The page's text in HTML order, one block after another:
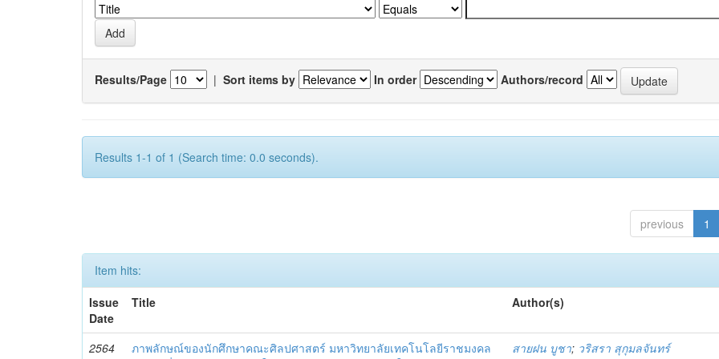
Results/Page | Sort items by In order Authors/record
Results 1-1 of 1 (Search time: 0.0 seconds).
previous 1
Item hits:
Issue
Date
Title Author(s)
2564
ภาพลักษณ์ของนักศึกษาคณะศิลปศาสตร์ มหาวิทยาลัยเทคโนโลยีราชมงคล
สายฝน บูชา; วริสรา สุกุมลจันทร์